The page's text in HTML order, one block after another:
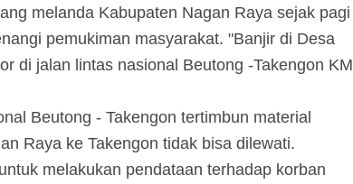
melanda Kabupaten Nagan Raya sejak pagi
pemukiman masyarakat. "Banjir di Desa
di jalan lintas nasional Beutong -Takengon KM
Beutong - Takengon tertimbun material
Raya ke Takengon tidak bisa dilewati.
melakukan pendataan terhadap korban